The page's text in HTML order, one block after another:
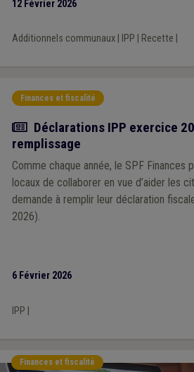
12 Février 2026
Additionnels communaux| IPP Recette
Finances et fiscalité
Actualité
Déclarations IPP exercice
remplissage
Comme chaque année, le SPF Finances
locaux de collaborer en vue d’aider les
demande à remplir leur déclaration
2026).
6 Février 2026
IPP
Finances et fiscalité